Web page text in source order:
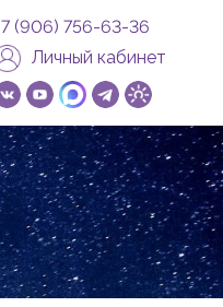
(906) 756-63-36
Личный кабинет